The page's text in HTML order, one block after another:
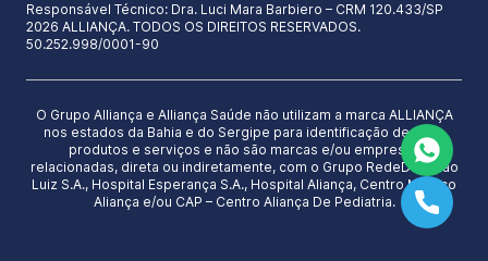
Responsável Técnico: Dra. Luci Mara Barbiero – CRM 120.433/SP
2026 ALLIANÇA. TODOS OS DIREITOS RESERVADOS.
50.252.998/0001-90
O Grupo Alliança e Alliança Saúde não utilizam a marca ALLIANÇA
nos estados da Bahia e do Sergipe para identificação de seus
produtos e serviços e não são marcas e/ou empresas
relacionadas, direta ou indiretamente, com o Grupo RedeD’Or São
Luiz S.A., Hospital Esperança S.A., Hospital Aliança, Centro Médico
Aliança e/ou CAP – Centro Aliança De Pediatria.